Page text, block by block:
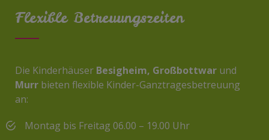
Flexible Betreuungszeiten
Die Kinderhäuser Besigheim, Großbottwar und
Murr bieten flexible Kinder-Ganztragesbetreuung
an:
Montag bis Freitag 06.00 – 19.00 Uhr